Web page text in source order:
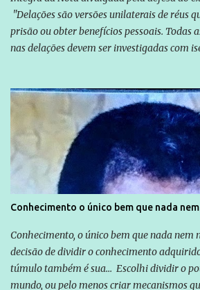
"Delações são versões unilaterais de réus
prisão ou obter benefícios pessoais. Todas
nas delações devem ser investigadas com
Globo manteve com o Grupo Odebrecht,
Emílio Odebrecht. Lula sempre atuou para
exterior, e não para promover
empresários" Assina a nota o advogado
Conhecimento o único bem que nada
Conhecimento, o único bem que nada nem
decisão de dividir o conhecimento
túmulo também é sua... Escolhi dividir o
mundo, ou pelo menos criar mecanismos